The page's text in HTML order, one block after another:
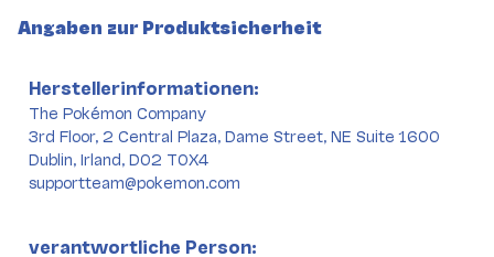
Angaben zur Produktsicherheit
Herstellerinformationen:
The Pokémon Company
3rd Floor, 2 Central Plaza, Dame Street, NE Suite 1600
Dublin, Irland, D02 T0X4
supportteam@pokemon.com
verantwortliche Person: